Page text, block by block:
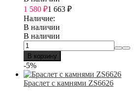
1 580 ₽1 663 ₽
Наличие:
В наличии
В наличии
В корзину
-5%
Браслет с камнями ZS6626